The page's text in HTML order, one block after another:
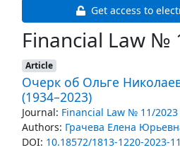
Get access to
Financial Law №
Article
Очерк об Ольге
(1934–2023)
Journal: Financial Law № 11/2023
Authors: Грачева Елена
DOI: 10.18572/1813-1220-2023-